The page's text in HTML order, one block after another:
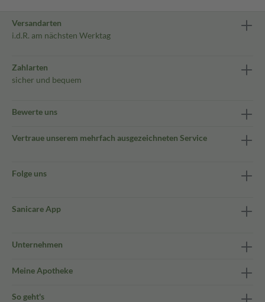
Versandarten
i.d.R. am nächsten Werktag
Zahlarten
sicher und bequem
Bewerte uns
Vertraue unserem mehrfach ausgezeichneten Service
Folge uns
Sanicare App
Unternehmen
Meine Apotheke
So geht's